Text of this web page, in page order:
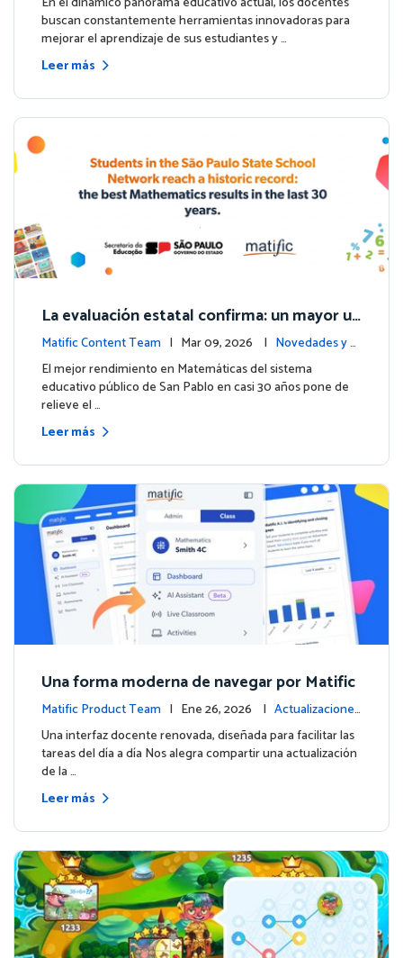
buscan constantemente herramientas innovadoras para
mejorar el aprendizaje de sus estudiantes y …
Leer más
La evaluación estatal confirma: un mayor us
o de Matific se asocia con mejores resultad
os en matemáticas
Matific Content Team | Mar 09, 2026 | Novedades y e
ventos
El mejor rendimiento en Matemáticas del sistema
educativo público de San Pablo en casi 30 años pone de
relieve el …
Leer más
Una forma moderna de navegar por Matific
Matific Product Team | Ene 26, 2026 | Actualizaciones
de la plataforma
Una interfaz docente renovada, diseñada para facilitar las
tareas del día a día Nos alegra compartir una actualización
de la …
Leer más